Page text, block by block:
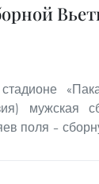
мужская
поля –